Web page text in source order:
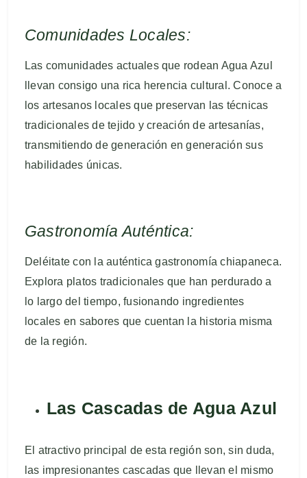
Comunidades Locales:
Las comunidades actuales que rodean Agua Azul
llevan consigo una rica herencia cultural. Conoce a
los artesanos locales que preservan las técnicas
tradicionales de tejido y creación de artesanías,
transmitiendo de generación en generación sus
habilidades únicas.
Gastronomía Auténtica:
Deléitate con la auténtica gastronomía chiapaneca.
Explora platos tradicionales que han perdurado a
lo largo del tiempo, fusionando ingredientes
locales en sabores que cuentan la historia misma
de la región.
Las Cascadas de Agua Azul
El atractivo principal de esta región son, sin duda,
las impresionantes cascadas que llevan el mismo